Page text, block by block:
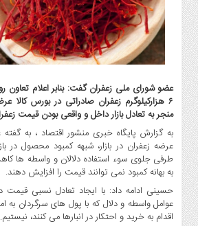
و
پتروشیمی
صنعت
و
خودرو
استارت
آپ
و
فن
آوری
بانک
،
بیمه
و
۶ هزارکیلوگرم زعفران صادراتی در بورس
منجر به تعادل بازار داخل و واقعی بودن قیمت
به گزارش پایگاه خبری منشور اقتصاد ، به
عرضه زعفران در بازار، شبهه کمبود محصول در
طرفی جلوی سوء استفاده دلالان و واسطه ها
به بهانه کمبود نمی توانند قیمت را افزایش دهند.
حسینی ادامه داد: با ایجاد تعادل نسبی قیمت
عوامل واسطه و دلال که با پول های سرگردان به
اقدام به خرید و احتکار در انبارها می کنند، نیستیم.